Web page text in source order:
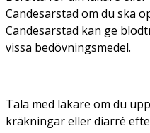
Candesarstad om du ska
Candesarstad kan ge
vissa bedövningsmedel.
Tala med läkare om du
kräkningar eller diarré